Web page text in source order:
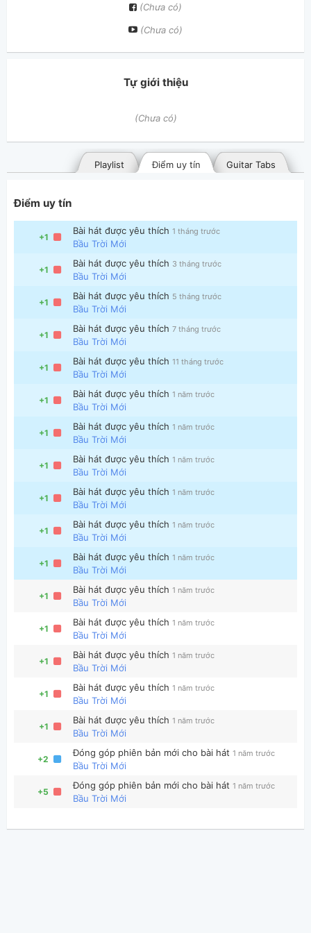
(Chưa có)
(Chưa có)
Tự giới thiệu
(Chưa có)
Guitar Tabs
Điểm uy tín
Playlist
Điểm uy tín
+1
Bài hát được yêu thích 1 tháng trước
Bầu Trời Mới
+1
Bài hát được yêu thích 3 tháng trước
Bầu Trời Mới
+1
Bài hát được yêu thích 5 tháng trước
Bầu Trời Mới
+1
Bài hát được yêu thích 7 tháng trước
Bầu Trời Mới
+1
Bài hát được yêu thích 11 tháng trước
Bầu Trời Mới
+1
Bài hát được yêu thích 1 năm trước
Bầu Trời Mới
+1
Bài hát được yêu thích 1 năm trước
Bầu Trời Mới
+1
Bài hát được yêu thích 1 năm trước
Bầu Trời Mới
+1
Bài hát được yêu thích 1 năm trước
Bầu Trời Mới
+1
Bài hát được yêu thích 1 năm trước
Bầu Trời Mới
+1
Bài hát được yêu thích 1 năm trước
Bầu Trời Mới
+1
Bài hát được yêu thích 1 năm trước
Bầu Trời Mới
+1
Bài hát được yêu thích 1 năm trước
Bầu Trời Mới
+1
Bài hát được yêu thích 1 năm trước
Bầu Trời Mới
+1
Bài hát được yêu thích 1 năm trước
Bầu Trời Mới
+1
Bài hát được yêu thích 1 năm trước
Bầu Trời Mới
+2
Đóng góp phiên bản mới cho bài hát 1 năm trước
Bầu Trời Mới
+5
Đóng góp phiên bản mới cho bài hát 1 năm trước
Bầu Trời Mới